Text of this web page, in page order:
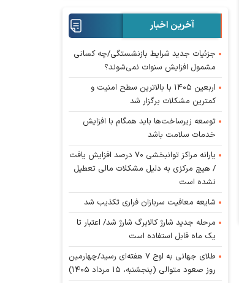
آخرین اخبار
جزئیات جدید شرایط بازنشستگی/چه کسانی
مشمول افزایش سنوات نمی‌شوند؟
اربعین ۱۴۰۵ با بالاترین سطح امنیت و
کمترین مشکلات برگزار شد
توسعه زیرساخت‌ها باید همگام با افزایش
خدمات سلامت باشد
یارانه مراکز توانبخشی ۷۰ درصد افزایش یافت
/ هیچ مرکزی به دلیل مشکلات مالی تعطیل
نشده است
شایعه معافیت سربازان فراری تکذیب شد
مرحله جدید شارژ کالابرگ شارژ شد/ اعتبار تا
یک ماه قابل استفاده است
طلای جهانی به اوج ۷ هفته‌ای رسید/چهارمین
روز صعود متوالی (پنجشنبه، ۱۵ مرداد ۱۴۰۵)